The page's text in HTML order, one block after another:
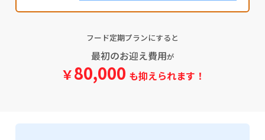
フード定期プランにすると
最初のお迎え費用が
￥80,000 も抑えられます！